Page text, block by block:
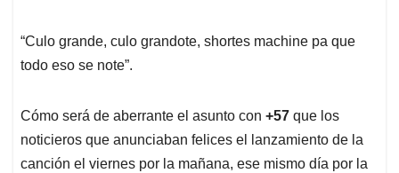
“Culo grande, culo grandote, shortes machine pa que
todo eso se note”.
Cómo será de aberrante el asunto con +57 que los
noticieros que anunciaban felices el lanzamiento de la
canción el viernes por la mañana, ese mismo día por la